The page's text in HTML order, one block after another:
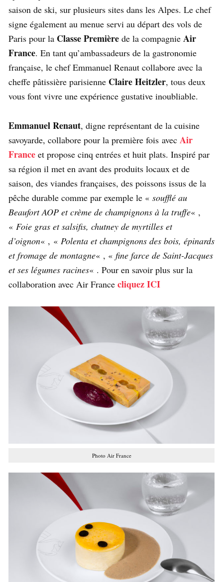
saison de ski, sur plusieurs sites dans les Alpes. Le chef
signe également au menue servi au départ des vols de
Paris pour la Classe Première de la compagnie Air
France. En tant qu’ambassadeurs de la gastronomie
française, le chef Emmanuel Renaut collabore avec la
cheffe pâtissière parisienne Claire Heitzler, tous deux
vous font vivre une expérience gustative inoubliable.
Emmanuel Renaut, digne représentant de la cuisine
savoyarde, collabore pour la première fois avec Air
France et propose cinq entrées et huit plats. Inspiré par
sa région il met en avant des produits locaux et de
saison, des viandes françaises, des poissons issus de la
pêche durable comme par exemple le « soufflé au
Beaufort AOP et crème de champignons à la truffe« ,
« Foie gras et salsifis, chutney de myrtilles et
d’oignon« , « Polenta et champignons des bois, épinards
et fromage de montagne« , « fine farce de Saint-Jacques
et ses légumes racines« . Pour en savoir plus sur la
collaboration avec Air France cliquez ICI
Photo Air France